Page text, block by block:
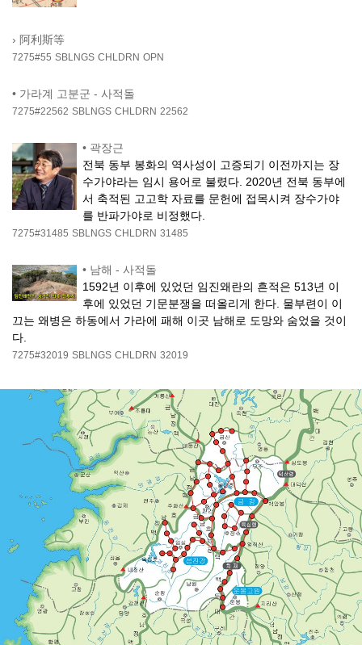
› 阿利斯等
7275#55 SBLNGS CHLDRN OPN
• 가라계 고분군 - 사적돌
7275#22562 SBLNGS CHLDRN 22562
• 곽장근
전북 동부 봉화의 역사성이 고증되기 이전까지는 장
수가야라는 임시 용어로 불렸다. 2020년 전북 동부에
서 축적된 고고학 자료를 문헌에 접목시켜 장수가야
를 반파가야로 비정했다.
7275#31485 SBLNGS CHLDRN 31485
• 남해 - 사적돌
1592년 이후에 있었던 임진왜란의 흔적은 513년 이
후에 있었던 기문분쟁을 떠올리게 한다. 물부련이 이
끄는 왜병은 하동에서 가라에 패해 이곳 남해로 도망와 숨었을 것이
다.
7275#32019 SBLNGS CHLDRN 32019